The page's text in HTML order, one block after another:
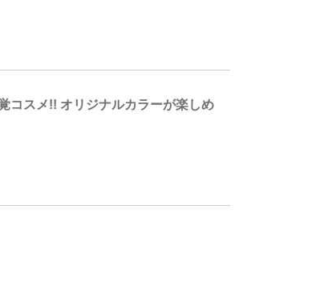
コスメ!! オリジナルカラーが楽しめ